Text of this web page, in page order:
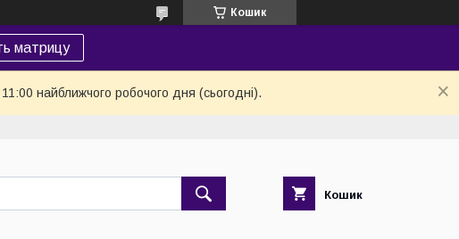
Кошик
матрицу
найближчого робочого дня (сьогодні).
Кошик